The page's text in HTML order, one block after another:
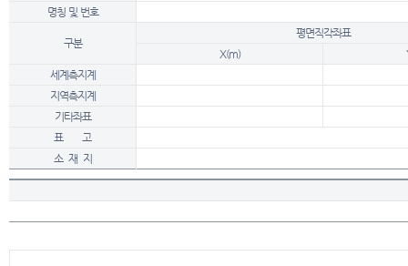
명칭 및 번호
구분
평면직각좌표
X(m)
세계측지계
지역측지계
기타좌표
표 고
소 재 지